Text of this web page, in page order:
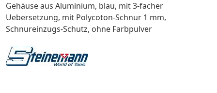
Gehäuse aus Aluminium, blau, mit 3-facher
Uebersetzung, mit Polycoton-Schnur 1 mm,
Schnureinzugs-Schutz, ohne Farbpulver